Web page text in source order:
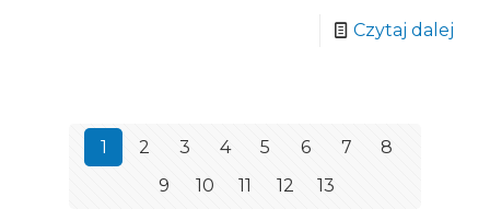
Czytaj dalej
1 2 3 4 5 6 7
8
9
10 11 12 13